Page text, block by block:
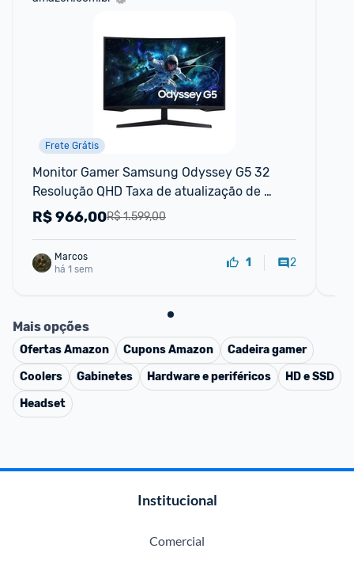
Frete Grátis
Monitor Gamer Samsung Odyssey G5 32
Resolução QHD Taxa de atualização de
165Hz & 1ms de tempo de resposta (MPRT)
R$ 1.599,00
R$966,00
Marcos
há 1 sem
1 2
Mais opções
OfertasAmazon CuponsAmazon
Cadeira gamer
Coolers
Gabinetes Hardware e periféricos
HD e SSD
Headset
Institucional
Comercial